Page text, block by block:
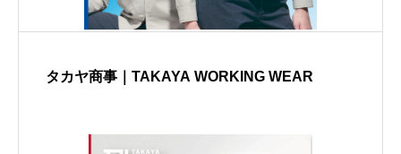
タカヤ商事｜TAKAYA WORKING WEAR